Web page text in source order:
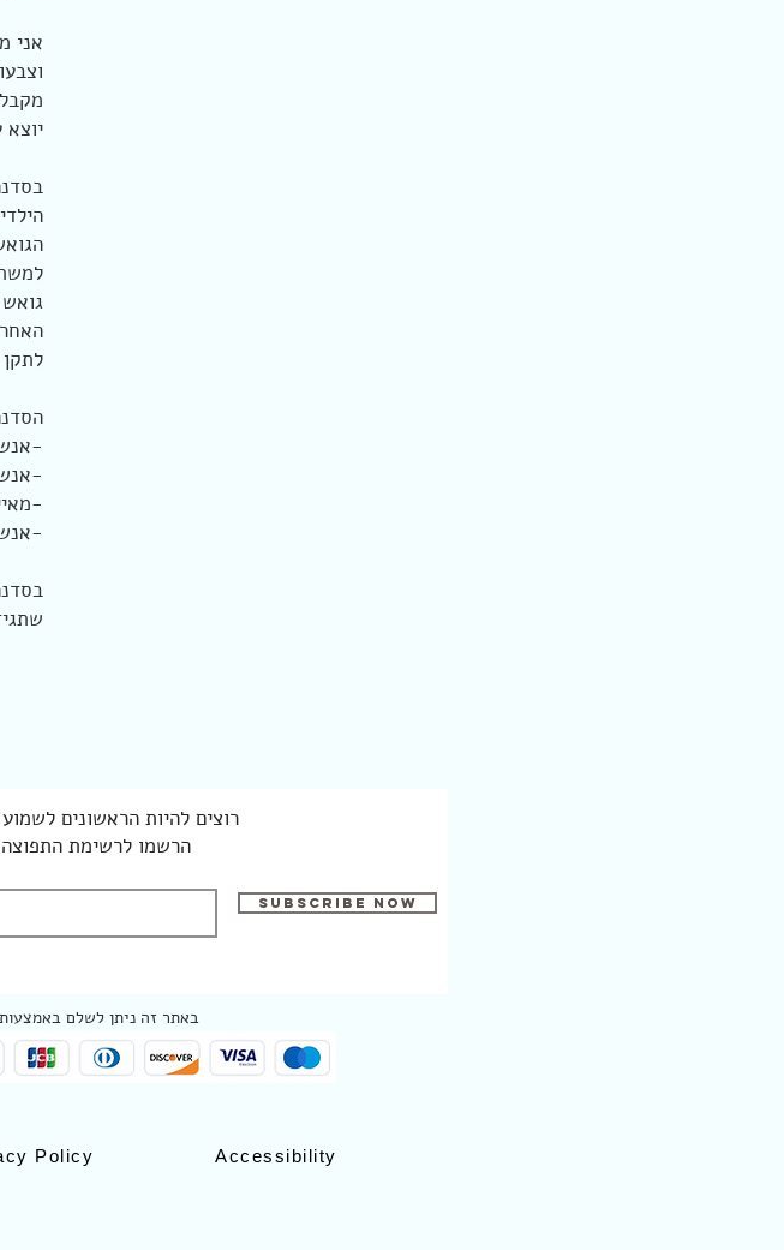
אני
-
-
-
-
רוצים להיות הראשונים
הרשמו לרשימת
Subscribe Now
באתר זה ניתן לשלם
Policy Accessibility